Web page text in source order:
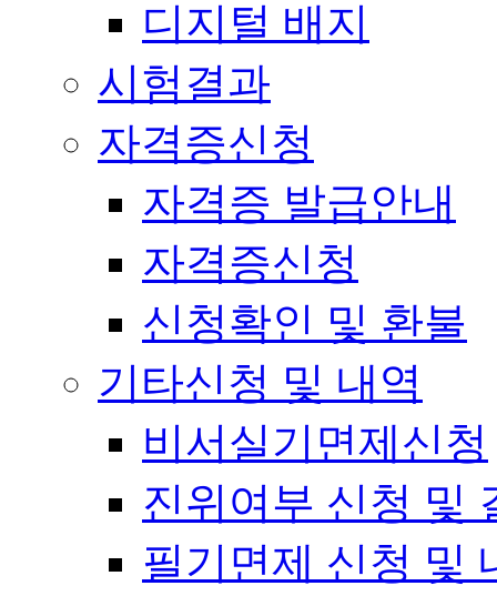
디지털 배지
시험결과
자격증신청
자격증 발급안내
자격증신청
신청확인 및 환불
기타신청 및 내역
비서실기면제신청
진위여부 신청 및
필기면제 신청 및